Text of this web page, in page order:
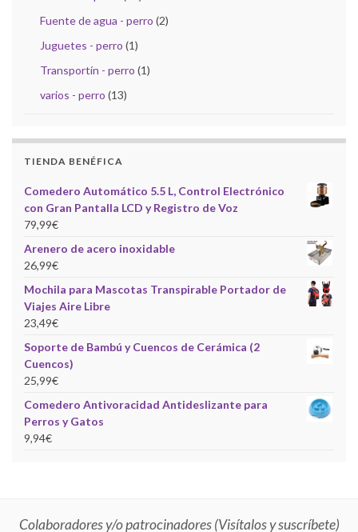
Fuente de agua - perro (2)
Juguetes - perro (1)
Transportín - perro (1)
varios - perro (13)
TIENDA BENÉFICA
Comedero Automático 5.5 L, Control Electrónico
con Gran Pantalla LCD y Registro de Voz
79,99€
Arenero de acero inoxidable
26,99€
Mochila para Mascotas Transpirable Portador de
Viajes Aire Libre
23,49€
Soporte de Bambú y Cuencos de Cerámica (2
Cuencos)
25,99€
Comedero Antivoracidad Antideslizante para
Perros y Gatos
9,94€
Colaboradores y/o patrocinadores (Visítalos y suscríbete)